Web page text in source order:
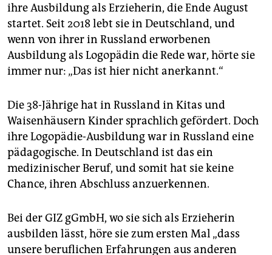
abo
genossenschaft
epaper login
ihre Ausbildung als Erzieherin, die Ende August
startet. Seit 2018 lebt sie in Deutschland, und
wenn von ihrer in Russland erworbenen
Ausbildung als Logopädin die Rede war, hörte sie
immer nur: „Das ist hier nicht anerkannt.“
Die 38-Jährige hat in Russland in Kitas und
Waisenhäusern Kinder sprachlich gefördert. Doch
ihre Logopädie-Ausbildung war in Russland eine
pädagogische. In Deutschland ist das ein
medizinischer Beruf, und somit hat sie keine
Chance, ihren Abschluss anzuerkennen.
Bei der GIZ gGmbH, wo sie sich als Erzieherin
ausbilden lässt, höre sie zum ersten Mal „dass
unsere beruflichen Erfahrungen aus anderen